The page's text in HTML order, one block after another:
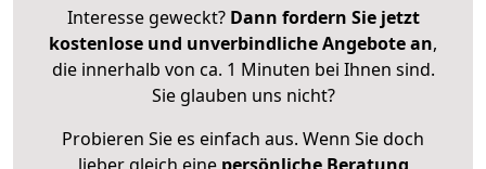
Interesse geweckt? Dann fordern Sie jetzt
kostenlose und unverbindliche Angebote an,
die innerhalb von ca. 1 Minuten bei Ihnen sind.
Sie glauben uns nicht?
Probieren Sie es einfach aus. Wenn Sie doch